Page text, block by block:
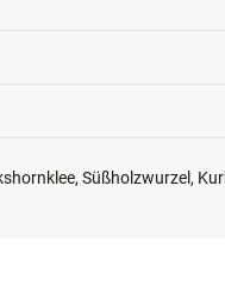
Süßholzwurzel,